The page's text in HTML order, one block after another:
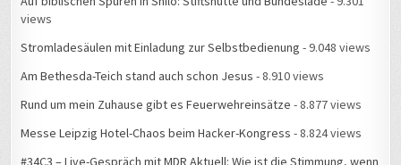
views
Stromladesäulen mit Einladung zur Selbstbedienung - 9.048 views
Am Bethesda-Teich stand auch schon Jesus - 8.910 views
Rund um mein Zuhause gibt es Feuerwehreinsätze - 8.877 views
Messe Leipzig Hotel-Chaos beim Hacker-Kongress - 8.824 views
#34C3 – Live-Gespräch mit MDR Aktuell: Wie ist die Stimmung, wenn